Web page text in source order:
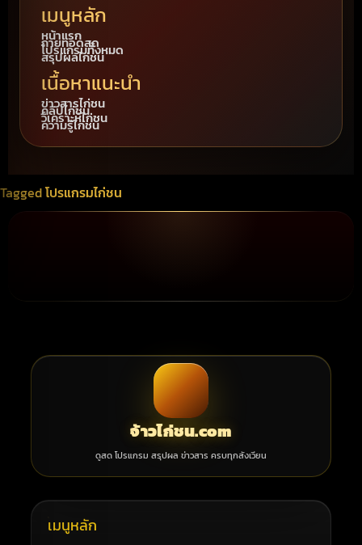
เมนูหลัก
หน้าแรก
ถ่ายทอดสด
โปรแกรมทั้งหมด
สรุปผลไก่ชน
เนื้อหาแนะนำ
ข่าวสารไก่ชน
คลิปไก่ชน
วิเคราะห์ไก่ชน
ความรู้ไก่ชน
Taggedโปรแกรมไก่ชน
จ้าวไก่ชน.com
ดูสด โปรแกรม สรุปผล ข่าวสาร ครบทุกสังเวียน
เมนูหลัก